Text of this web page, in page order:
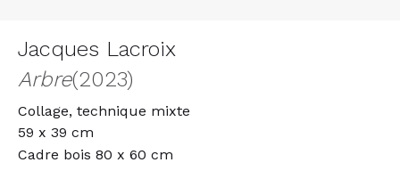
Jacques Lacroix
Arbre(2023)
Collage, technique mixte
59 x 39 cm
Cadre bois 80 x 60 cm